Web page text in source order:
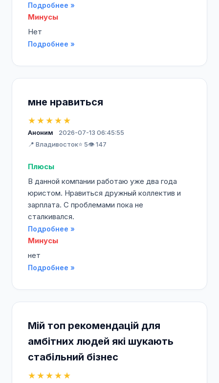
Подробнее »
Минусы
Нет
Подробнее »
мне нравиться
★★★★★
Аноним
2026-07-13 06:45:55
📍 Владивосток⭐ 5👁️ 147
Плюсы
В данной компании работаю уже два года
юристом. Нравиться дружный коллектив и
зарплата. С проблемами пока не
сталкивался.
Подробнее »
Минусы
нет
Подробнее »
Мій топ рекомендацій для
амбітних людей які шукають
стабільний бізнес
★★★★★